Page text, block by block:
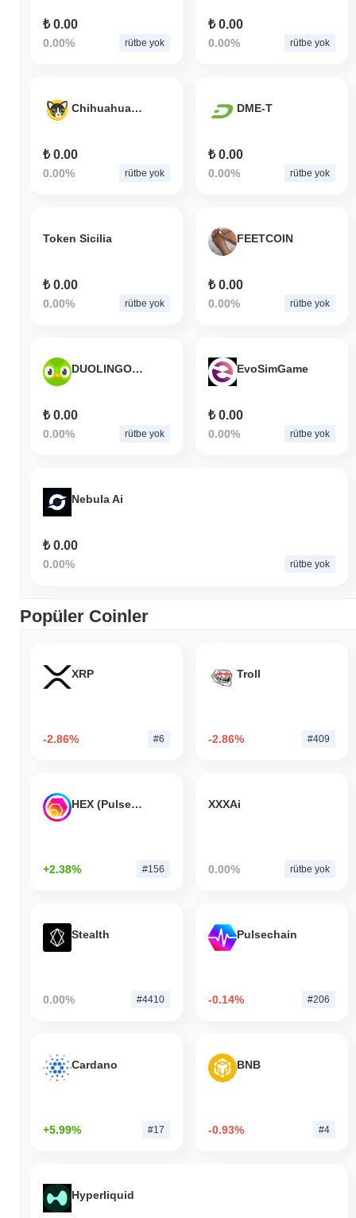
₺ 0.00
0.00% rütbe yok
₺ 0.00
0.00% rütbe yok
Chihuahua Chain
₺ 0.00
0.00% rütbe yok
DME-T
₺ 0.00
0.00% rütbe yok
Token Sicilia
₺ 0.00
0.00% rütbe yok
FEETCOIN
₺ 0.00
0.00% rütbe yok
DUOLINGO AI
₺ 0.00
0.00% rütbe yok
EvoSimGame
₺ 0.00
0.00% rütbe yok
Nebula Ai
₺ 0.00
0.00% rütbe yok
Popüler Coinler
XRP
-2.86% #6
Troll
-2.86% #409
HEX (Pulsechain)
+2.38% #156
XXXAi
0.00% rütbe yok
Stealth
0.00% #4410
Pulsechain
-0.14% #206
Cardano
+5.99% #17
BNB
-0.93% #4
Hyperliquid